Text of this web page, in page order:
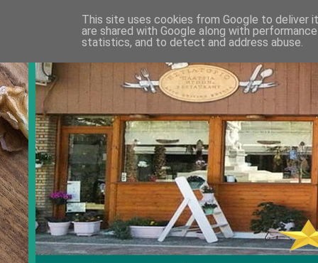
This site uses cookies from Google to deliver
are shared with Google along with
statistics, and to detect and address abuse.